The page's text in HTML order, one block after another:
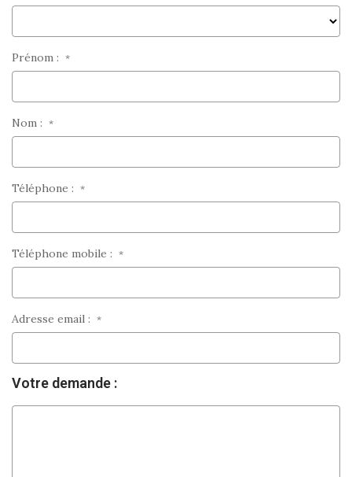
Prénom : *
Nom : *
Téléphone : *
Téléphone mobile : *
Adresse email : *
Votre demande :